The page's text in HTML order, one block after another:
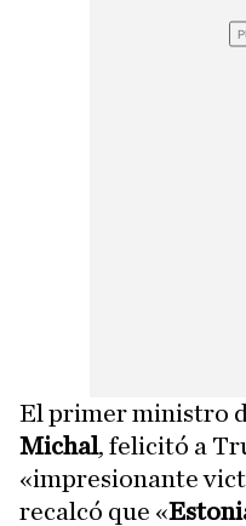
El primer ministro
Michal, felicitó a
«impresionante
recalcó que «